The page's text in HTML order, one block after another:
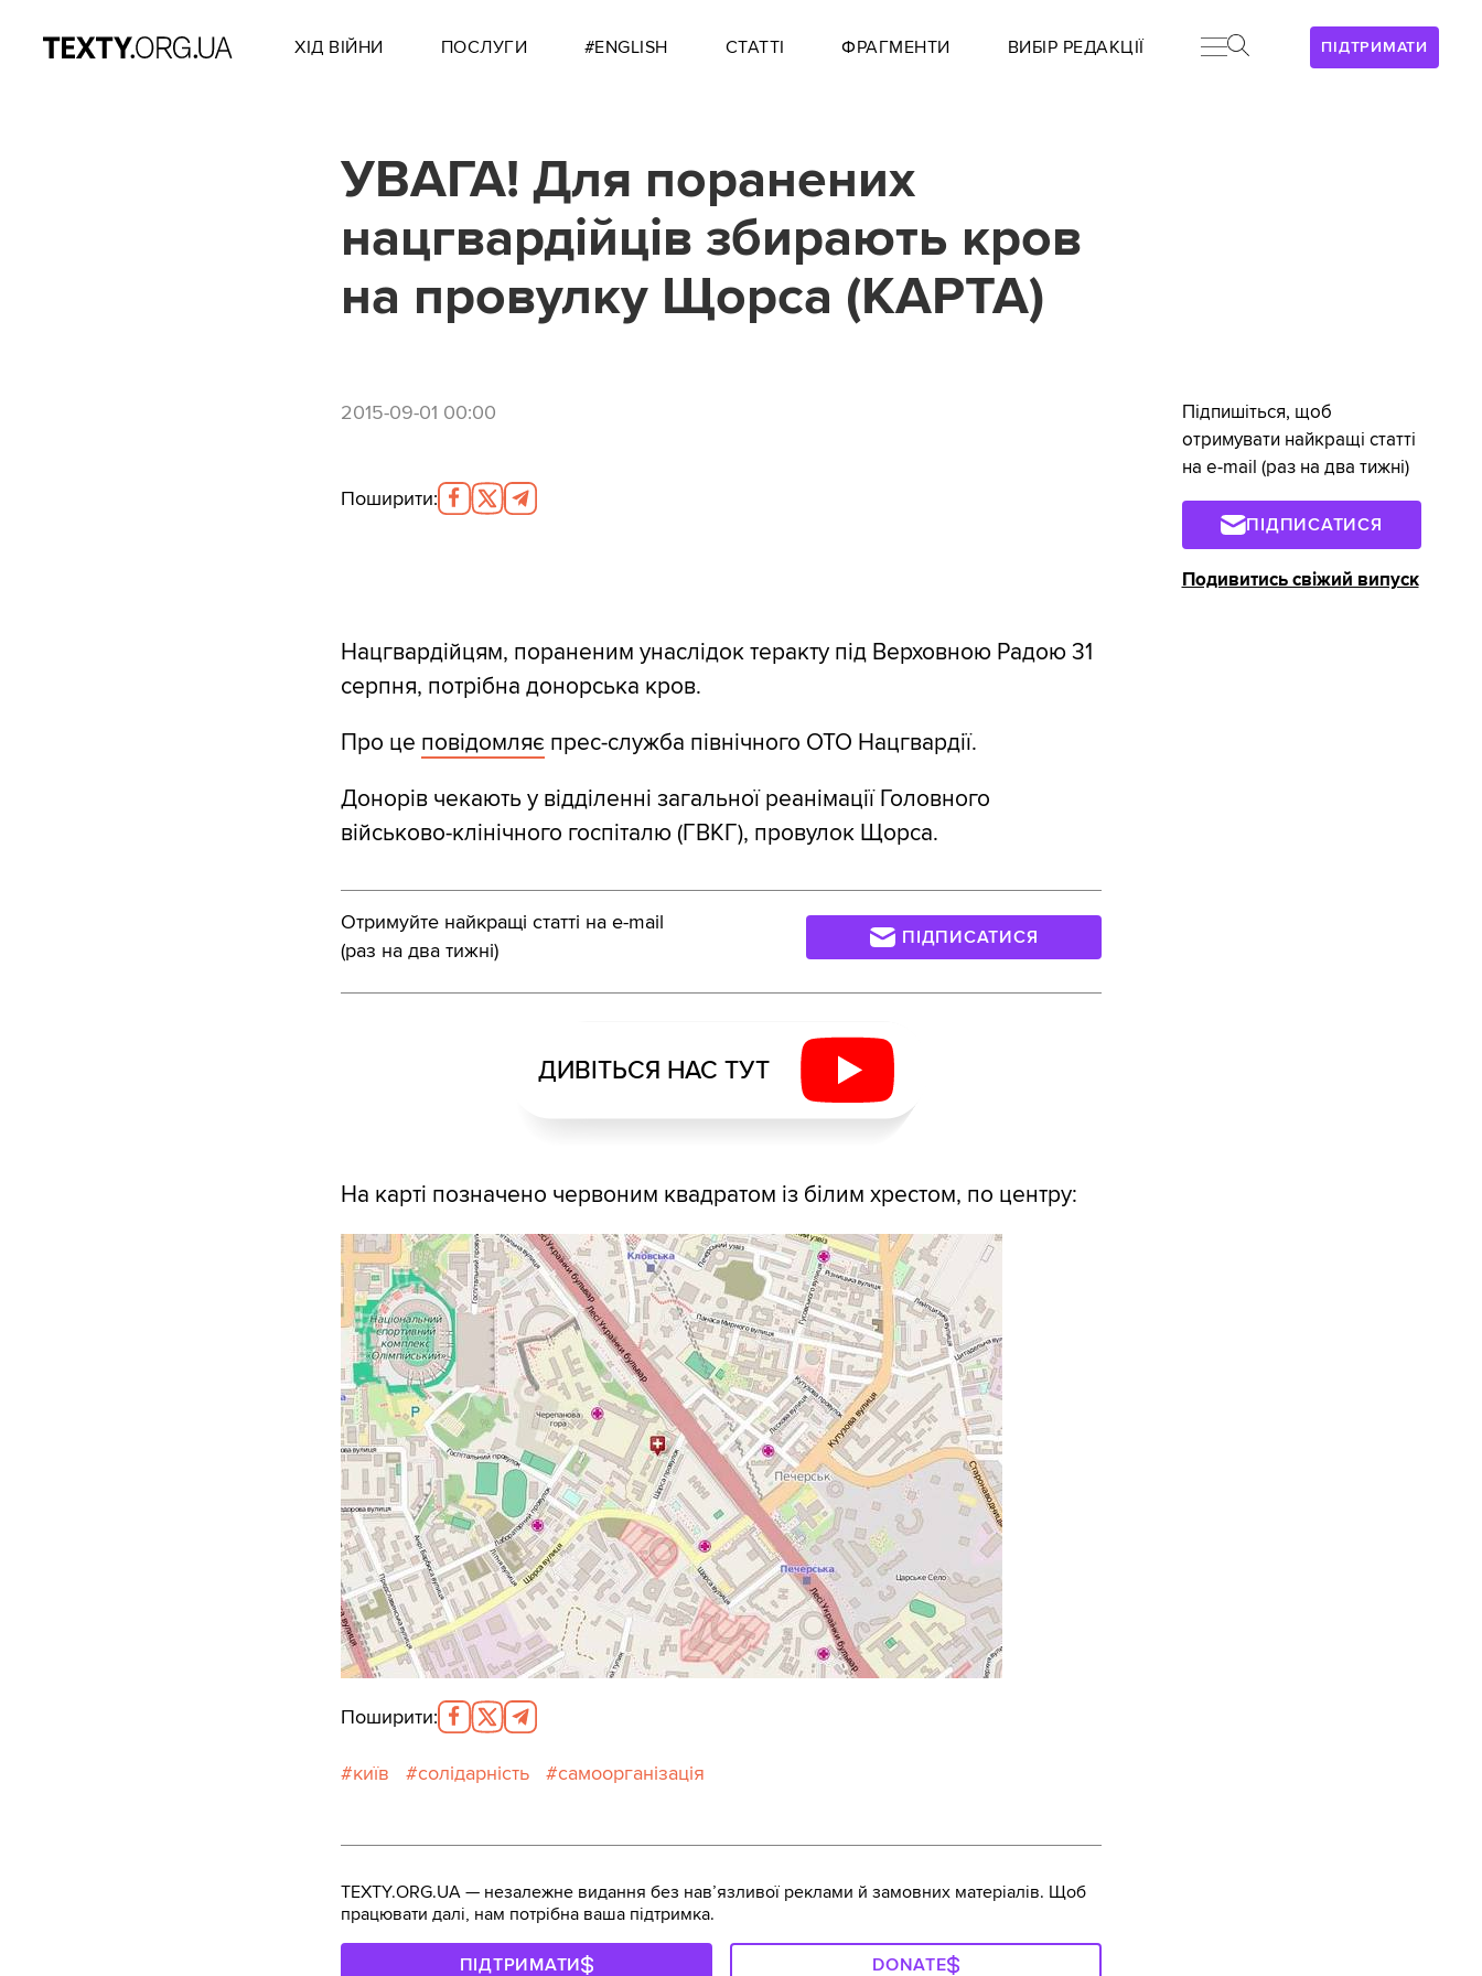
ПІДТРИМАТИ
ХІД ВІЙНИ ПОСЛУГИ #ENGLISH СТАТТІ ФРАГМЕНТИ ВИБІР РЕДАКЦІЇ
УВАГА! Для поранених
нацгвардійців збирають кров
на провулку Щорса (КАРТА)
2015-09-01 00:00
Поширити:
Нацгвардійцям, пораненим унаслідок теракту під Верховною Радою 31
серпня, потрібна донорська кров.
Про це повідомляє прес-служба північного ОТО Нацгвардії.
Донорів чекають у відділенні загальної реанімації Головного
військово-клінічного госпіталю (ГВКГ), провулок Щорса.
Отримуйте найкращі статті на e-mail
(раз на два тижні)
ПІДПИСАТИСЯ
ДИВІТЬСЯ НАС ТУТ
На карті позначено червоним квадратом із білим хрестом, по центру:
Поширити:
київ солідарність самоорганізація
Підпишіться, щоб
отримувати найкращі статті
на e-mail (раз на два тижні)
ПІДПИСАТИСЯ
Подивитись свіжий випуск
TEXTY.ORG.UA — незалежне видання без навʼязливої реклами й замовних матеріалів. Щоб
працювати далі, нам потрібна ваша підтримка.
ПІДТРИМАТИ DONATE